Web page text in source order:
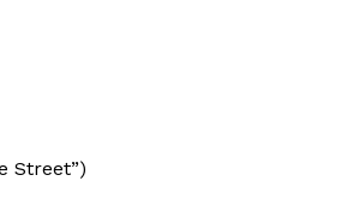
Street”)